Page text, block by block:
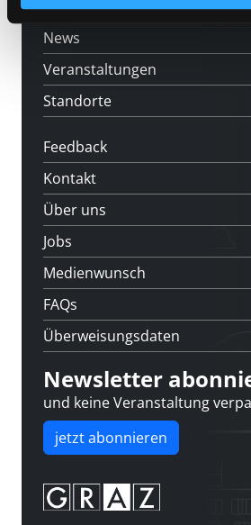
[kju:b]
News
Veranstaltungen
Standorte
Feedback
Kontakt
Über uns
Jobs
Medienwunsch
FAQs
Überweisungsdaten
Newsletter
und keine Veranstaltung
jetzt abonnieren